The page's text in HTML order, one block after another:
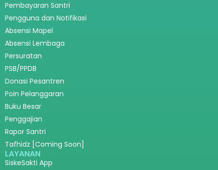
Pembayaran Santri
Pengguna dan Notifikasi
Absensi Mapel
Absensi Lembaga
Persuratan
PSB/PPDB
Donasi Pesantren
Poin Pelanggaran
Buku Besar
Penggajian
Rapor Santri
Tafhidz [Coming Soon]
LAYANAN
SiskeSakti App